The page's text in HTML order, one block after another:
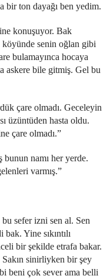
bir ton dayağı ben yedim.
konuşuyor. Bak
köyünde senin oğlan gibi
bulamayınca hocaya
askere bile gitmiş. Gel bu
çare olmadı. Geceleyin
üzüntüden hasta oldu.
çare olmadı.”
namı her yerde.
varmış.”
sefer izni sen al. Sen
bak. Yine sıkıntılı
bir şekilde etrafa bakar.
sinirliyken bir şey
beni çok sever ama belli